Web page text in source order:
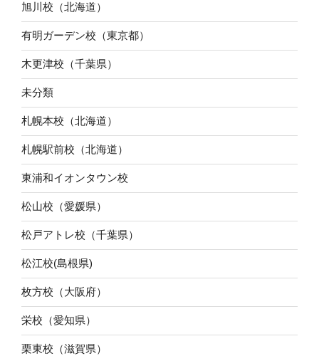
旭川校（北海道）
有明ガーデン校（東京都）
木更津校（千葉県）
未分類
札幌本校（北海道）
札幌駅前校（北海道）
東浦和イオンタウン校
松山校（愛媛県）
松戸アトレ校（千葉県）
松江校(島根県)
枚方校（大阪府）
栄校（愛知県）
栗東校（滋賀県）